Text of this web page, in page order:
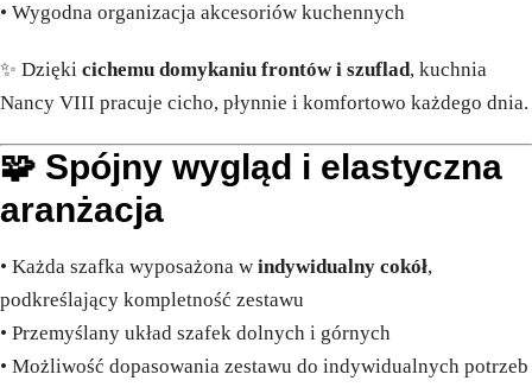
• Wygodna organizacja akcesoriów kuchennych
✨ Dzięki cichemu domykaniu frontów i szuflad, kuchnia
Nancy VIII pracuje cicho, płynnie i komfortowo każdego dnia.
🧩 Spójny wygląd i elastyczna
aranżacja
• Każda szafka wyposażona w indywidualny cokół,
podkreślający kompletność zestawu
• Przemyślany układ szafek dolnych i górnych
• Możliwość dopasowania zestawu do indywidualnych potrzeb